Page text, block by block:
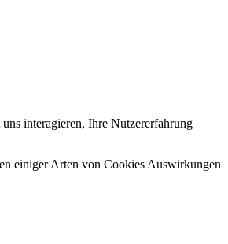
interagieren, Ihre Nutzererfahrung
einiger Arten von Cookies Auswirkungen